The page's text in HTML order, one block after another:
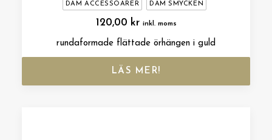
DAM ACCESSOARER DAM SMYCKEN
120,00 kr inkl. moms
rundaformade flättade örhängen i guld
LÄS MER!